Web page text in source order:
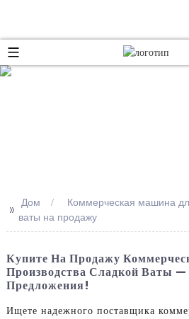
>> Дом
Коммерческая машина
ваты на продажу
Купите На Продажу
Производства Сладкой Ваты
Предложения!
Ищете надежного поставщика